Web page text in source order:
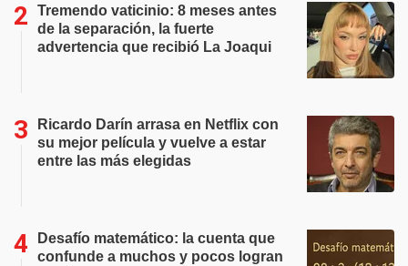
Tremendo vaticinio: 8 meses antes
de la separación, la fuerte
advertencia que recibió La Joaqui
Ricardo Darín arrasa en Netflix con
su mejor película y vuelve a estar
entre las más elegidas
Desafío matemático: la cuenta que
confunde a muchos y pocos logran